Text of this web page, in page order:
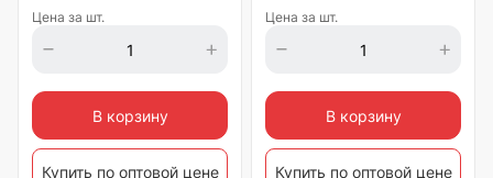
Цена за шт.
В корзину
Купить по оптовой цене
Цена за шт.
В корзину
Купить по оптовой цене